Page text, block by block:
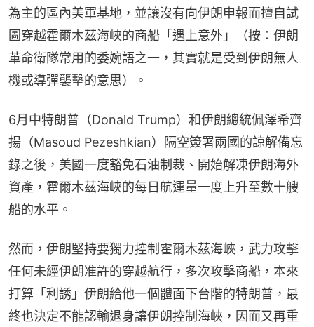
為主的區內美軍基地，並讓沒有向伊朗申報而擅自試
圖穿越霍爾木茲海峽的商船「遇上意外」（按：伊朗
革命衛隊常用的委婉語之一，其實就是受到伊朗無人
機或導彈襲擊的意思）。
6月中特朗普（Donald Trump）和伊朗總統佩澤希齊
揚（Masoud Pezeshkian）隔空簽署兩國的諒解備忘
錄之後，美國一度豁免石油制裁、開始解凍伊朗海外
資產，霍爾木茲海峽的每日航運量一度上升至數十艘
船的水平。
然而，伊朗堅持要獨力控制霍爾木茲海峽，武力攻擊
任何未經伊朗准許的穿越航行，多次攻擊商船，本來
打算「利誘」伊朗給他一個體面下台階的特朗普，最
終也決定不能認輸退身讓伊朗控制海峽，因而又再重